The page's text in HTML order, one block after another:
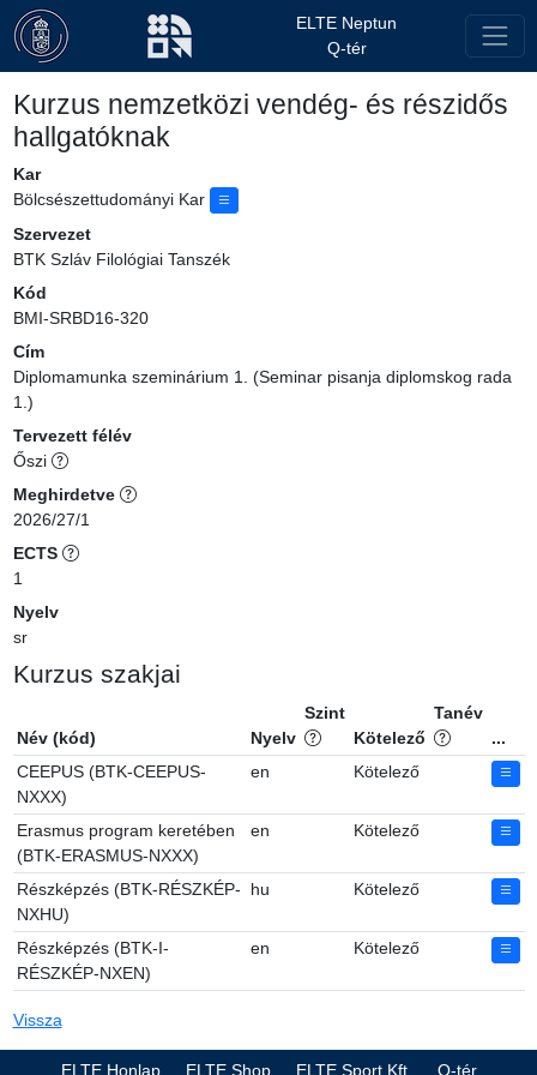
ELTE Neptun
Q-tér
Kurzus nemzetközi vendég- és részidős
hallgatóknak
Kar
Bölcsészettudományi Kar
Szervezet
BTK Szláv Filológiai Tanszék
Kód
BMI-SRBD16-320
Cím
Diplomamunka szeminárium 1. (Seminar pisanja diplomskog rada
1.)
Tervezett félév
Őszi
Meghirdetve
2026/27/1
ECTS
1
Nyelv
sr
Kurzus szakjai
Név (kód) Nyelv
Szint
Kötelező
Tanév
...
CEEPUS (BTK-CEEPUS-
NXXX)
en Kötelező
Erasmus program keretében
(BTK-ERASMUS-NXXX)
en Kötelező
Részképzés (BTK-RÉSZKÉP-
NXHU)
hu Kötelező
Részképzés (BTK-I-
RÉSZKÉP-NXEN)
en Kötelező
Vissza
ELTE Honlap ELTE Shop ELTE Sport Kft. Q-tér